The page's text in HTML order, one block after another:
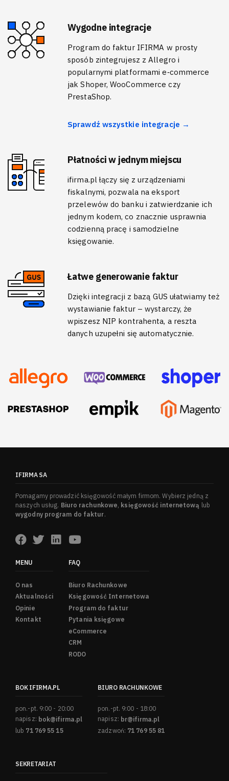
Wygodne integracje
Program do faktur IFIRMA w prosty
sposób zintegrujesz z Allegro i
popularnymi platformami e‑commerce
jak Shoper, WooCommerce czy
PrestaShop.
Sprawdź wszystkie integracje →
Płatności w jednym miejscu
ifirma.pl łączy się z urządzeniami
fiskalnymi, pozwala na eksport
przelewów do banku i zatwierdzanie ich
jednym kodem, co znacznie usprawnia
codzienną pracę i samodzielne
księgowanie.
Łatwe generowanie faktur
Dzięki integracji z bazą GUS ułatwiamy też
wystawianie faktur – wystarczy, że
wpiszesz NIP kontrahenta, a reszta
danych uzupełni się automatycznie.
IFIRMA SA
Pomagamy prowadzić księgowość małym firmom. Wybierz jedną z
naszych usług. Biuro rachunkowe, księgowość internetową lub
wygodny program do faktur.
MENU
O nas
Aktualności
Opinie
Kontakt
FAQ
Biuro Rachunkowe
Księgowość Internetowa
Program do faktur
Pytania księgowe
eCommerce
CRM
RODO
BOK IFIRMA.PL
pon.-pt. 9:00 - 20:00
napisz: bok@ifirma.pl
lub 71 769 55 15
BIURO RACHUNKOWE
pon.-pt. 9:00 - 18:00
napisz: br@ifirma.pl
zadzwoń: 71 769 55 81
SEKRETARIAT